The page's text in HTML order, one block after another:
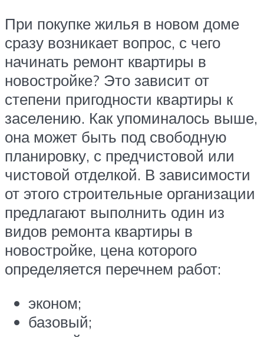
При покупке жилья в новом доме
сразу возникает вопрос, с чего
начинать ремонт квартиры в
новостройке? Это зависит от
степени пригодности квартиры к
заселению. Как упоминалось выше,
она может быть под свободную
планировку, с предчистовой или
чистовой отделкой. В зависимости
от этого строительные организации
предлагают выполнить один из
видов ремонта квартиры в
новостройке, цена которого
определяется перечнем работ:
эконом;
базовый;